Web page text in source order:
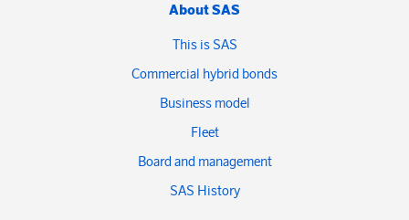
About SAS
This is SAS
Commercial hybrid bonds
Business model
Fleet
Board and management
SAS History